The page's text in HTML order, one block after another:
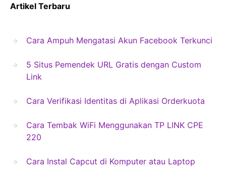
Artikel Terbaru
Cara Ampuh Mengatasi Akun Facebook Terkunci
5 Situs Pemendek URL Gratis dengan Custom
Link
Cara Verifikasi Identitas di Aplikasi Orderkuota
Cara Tembak WiFi Menggunakan TP LINK CPE
220
Cara Instal Capcut di Komputer atau Laptop